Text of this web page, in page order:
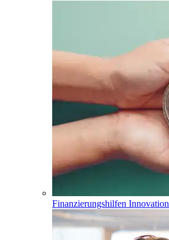
Finanzierungshilfen Innovation